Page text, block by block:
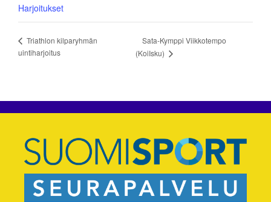
Harjoitukset
Triathlon kilparyhmän
uintiharjoitus
Sata-Kymppi Viikkotempo
(KoiIsku)